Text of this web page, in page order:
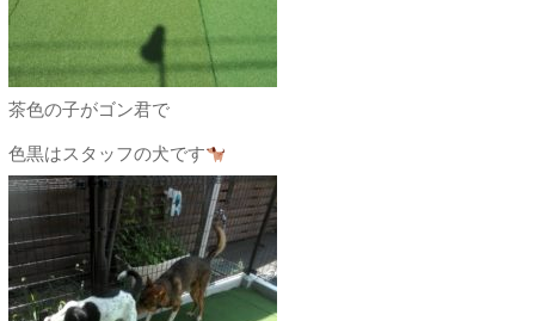
茶色の子がゴン君で
色黒はスタッフの犬です